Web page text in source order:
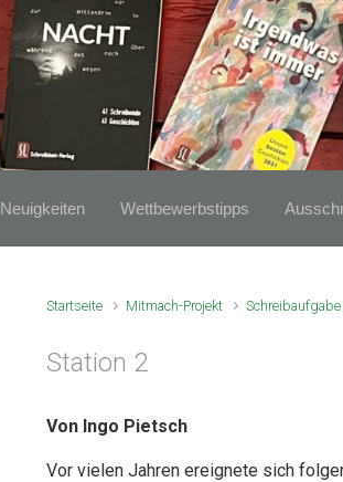
Neuigkeiten Wettbewerbstipps
Startseite Mitmach-Projekt Schreibaufgabe
Station 2
Von Ingo Pietsch
Vor vielen Jahren ereignete sich